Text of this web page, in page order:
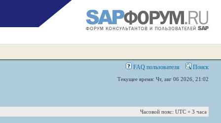
FAQ пользователя Поиск
Текущее время: Чт, авг 06 2026, 21:02
Часовой пояс: UTC + 3 часа